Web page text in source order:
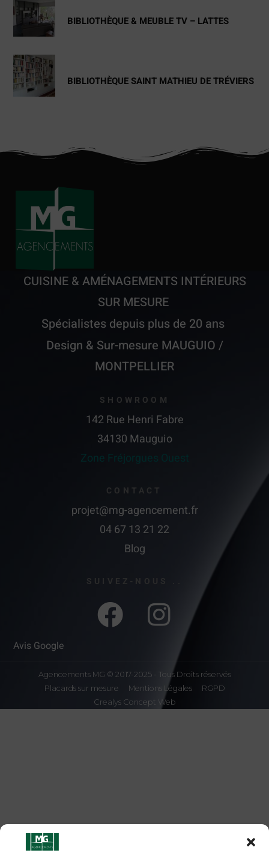
BIBLIOTHÈQUE & MEUBLE TV – LATTES
BIBLIOTHÈQUE SAINT MATHIEU DE TRÉVIERS
CUISINE & AMÉNAGEMENTS INTÉRIEURS
SUR MESURE
Spécialistes depuis plus de 20 ans
Design & Sur-mesure MAUGUIO /
MONTPELLIER
SHOWROOM
142 Rue Henri Fabre
34130 Mauguio
Zone Fréjorgues Ouest
CONTACT
projet@mg-agencement.fr
04 67 13 21 22
Blog
SUIVEZ-NOUS ..
Avis Google
Agencements MG © 2017-2025 - Tous Droits réservés
Placards sur mesure
Mentions Légales
RGPD
Crealys Concept Web